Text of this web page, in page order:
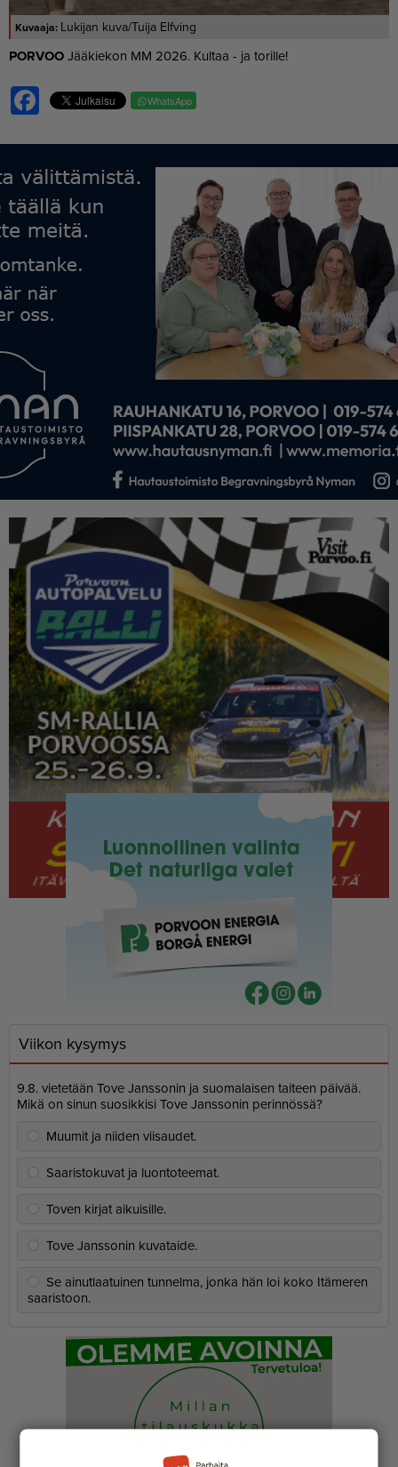
Lukijan kuva/Tuija Elfving
POR­VOO Jää­kie­kon MM 2026. Kul­taa - ja to­ril­le!
Facebook WhatsApp
Viikon kysymys
9.8. vietetään Tove Janssonin ja suomalaisen taiteen päivää.
Mikä on sinun suosikkisi Tove Janssonin perinnössä?
Muumit ja niiden viisaudet.
Saaristokuvat ja luontoteemat.
Toven kirjat aikuisille.
Tove Janssonin kuvataide.
Se ainutlaatuinen tunnelma, jonka hän loi koko Itämeren
saaristoon.